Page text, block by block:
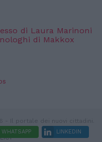
di Laura Marinoni
di Makkox
WHATSAPP LINKEDIN